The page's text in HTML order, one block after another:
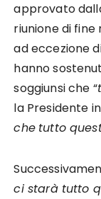
approvato
riunione di
ad eccezione
hanno
soggiunsi che “
la Presidente
che tutto
ci starà tutto